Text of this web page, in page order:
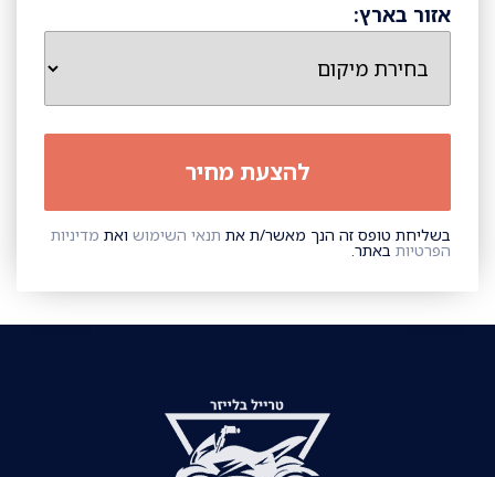
אזור בארץ:
בשליחת טופס זה הנך מאשר/ת את תנאי השימוש ואת מדיניות
הפרטיות באתר.